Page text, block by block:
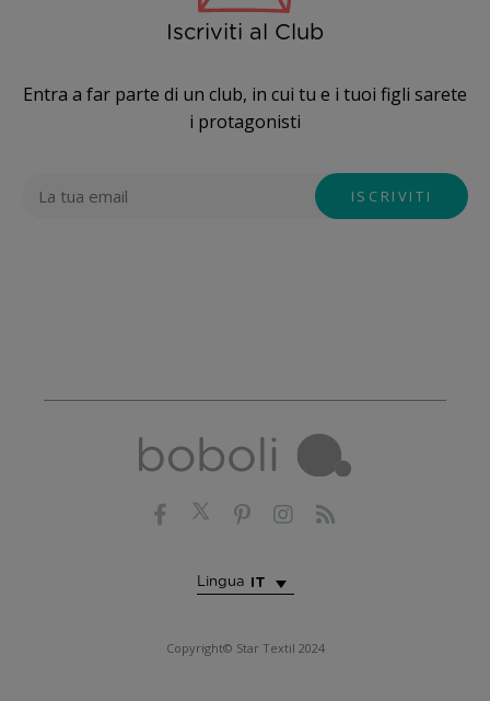
Iscriviti al Club
Entra a far parte di un club, in cui tu e i tuoi figli sarete
i protagonisti
Lingua IT
Copyright© Star Textil 2024